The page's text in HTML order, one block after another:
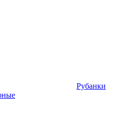
Рубанки